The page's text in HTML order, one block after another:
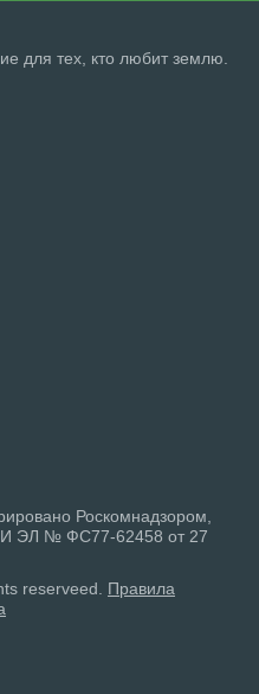
для тех, кто любит землю.
Роскомнадзором,
ЭЛ № ФС77-62458 от 27
reserveed. Правила